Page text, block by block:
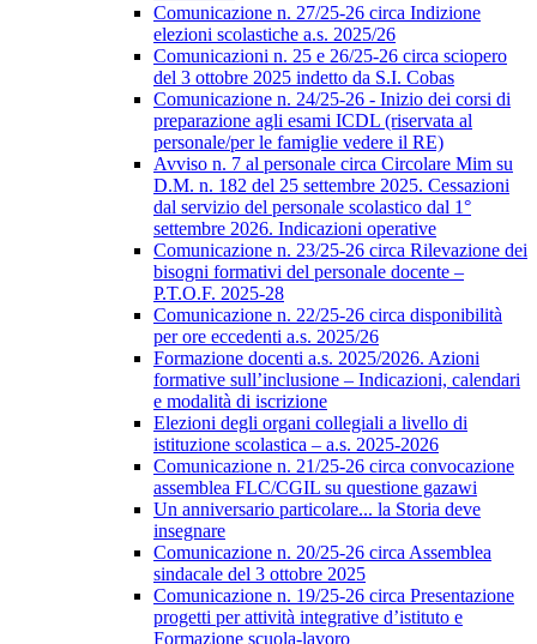
Comunicazione n. 27/25-26 circa Indizione
elezioni scolastiche a.s. 2025/26
Comunicazioni n. 25 e 26/25-26 circa sciopero
del 3 ottobre 2025 indetto da S.I. Cobas
Comunicazione n. 24/25-26 - Inizio dei corsi di
preparazione agli esami ICDL (riservata al
personale/per le famiglie vedere il RE)
Avviso n. 7 al personale circa Circolare Mim su
D.M. n. 182 del 25 settembre 2025. Cessazioni
dal servizio del personale scolastico dal 1°
settembre 2026. Indicazioni operative
Comunicazione n. 23/25-26 circa Rilevazione dei
bisogni formativi del personale docente –
P.T.O.F. 2025-28
Comunicazione n. 22/25-26 circa disponibilità
per ore eccedenti a.s. 2025/26
Formazione docenti a.s. 2025/2026. Azioni
formative sull’inclusione – Indicazioni, calendari
e modalità di iscrizione
Elezioni degli organi collegiali a livello di
istituzione scolastica – a.s. 2025-2026
Comunicazione n. 21/25-26 circa convocazione
assemblea FLC/CGIL su questione gazawi
Un anniversario particolare... la Storia deve
insegnare
Comunicazione n. 20/25-26 circa Assemblea
sindacale del 3 ottobre 2025
Comunicazione n. 19/25-26 circa Presentazione
progetti per attività integrative d’istituto e
Formazione scuola-lavoro